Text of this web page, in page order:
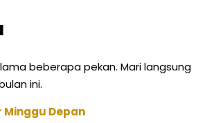
beberapa pekan. Mari langsung
ini.
Minggu Depan